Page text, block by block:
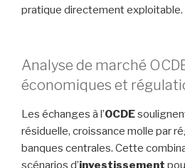
pratique directement exploitable.
Analyse de marché
économiques et
Les échanges à l’OCDE
résiduelle, croissance molle par
banques centrales. Cette